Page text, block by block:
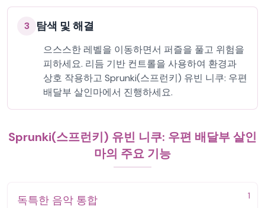
3 탐색 및 해결
으스스한 레벨을 이동하면서 퍼즐을 풀고 위험을
피하세요. 리듬 기반 컨트롤을 사용하여 환경과
상호 작용하고 Sprunki(스프런키) 유빈 니쿠: 우편
배달부 살인마에서 진행하세요.
Sprunki(스프런키) 유빈 니쿠: 우편 배달부 살인
마의 주요 기능
1
독특한 음악 통합